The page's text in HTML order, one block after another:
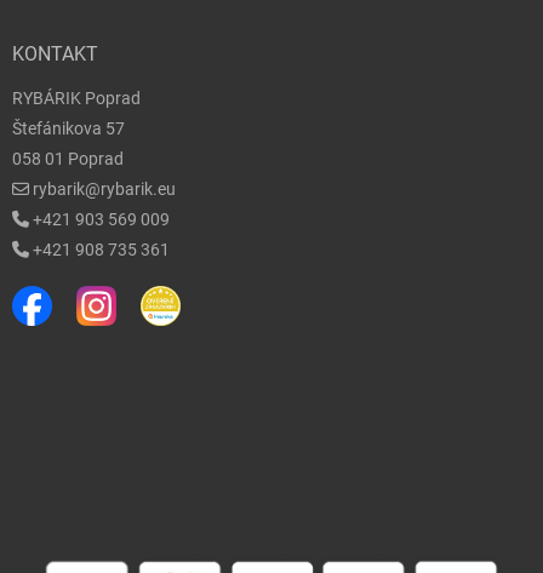
KONTAKT
RYBÁRIK Poprad
Štefánikova 57
058 01 Poprad
rybarik@rybarik.eu
+421 903 569 009
+421 908 735 361